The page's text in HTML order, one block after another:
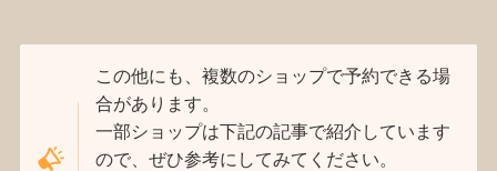
この他にも、複数のショップで予約できる場
合があります。
一部ショップは下記の記事で紹介しています
ので、ぜひ参考にしてみてください。